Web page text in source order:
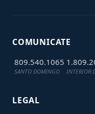
COMUNICATE
809.540.1065
SANTO DOMINGO INTERIOR
LEGAL